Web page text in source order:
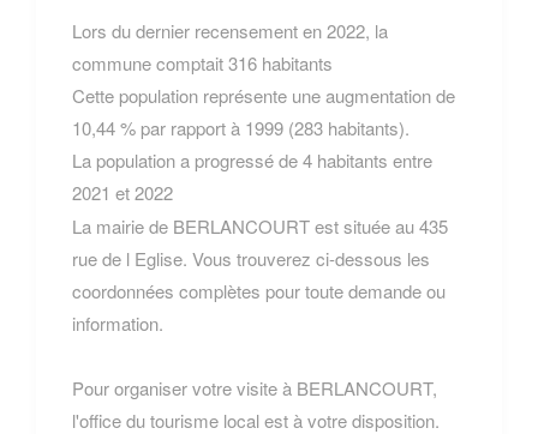
Lors du dernier recensement en 2022, la
commune comptait 316 habitants
Cette population représente une augmentation de
10,44 % par rapport à 1999 (283 habitants).
La population a progressé de 4 habitants entre
2021 et 2022
La mairie de BERLANCOURT est située au 435
rue de l Eglise. Vous trouverez ci-dessous les
coordonnées complètes pour toute demande ou
information.
Pour organiser votre visite à BERLANCOURT,
l'office du tourisme local est à votre disposition.